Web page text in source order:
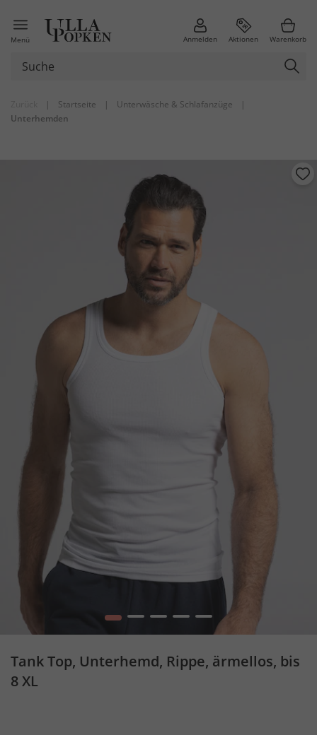
Menü Anmelden Aktionen Warenkorb
| Startseite | Unterwäsche & Schlafanzüge
|
Unterhemden
1 2 3 4 5
Tank Top, Unterhemd, Rippe, ärmellos, bis
8 XL